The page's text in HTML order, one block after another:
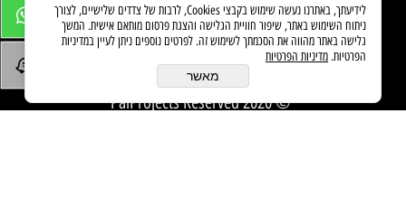
מדיניות משלוחים
מאמרים
© 2020 PaiProjects Reserved
לידיעתך, באתרנו נעשה שימוש בקבצי Cookies, לרבות של צדדים שלישיים, לצורך
ניתוח השימוש באתר, שיפור חוויית הגלישה והצגת פרסום מותאם אישית. המשך
גלישה באתר מהווה את הסכמתך לשימוש זה. לפרטים נוספים ניתן לעיין במדיניות
הפרטיות. מדיניות הפרטיות
מאשר